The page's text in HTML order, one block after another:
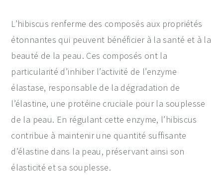
L’hibiscus renferme des composés aux propriétés
étonnantes qui peuvent bénéficier à la santé et à la
beauté de la peau. Ces composés ont la
particularité d’inhiber l’activité de l’enzyme
élastase, responsable de la dégradation de
l’élastine, une protéine cruciale pour la souplesse
de la peau. En régulant cette enzyme, l’hibiscus
contribue à maintenir une quantité suffisante
d’élastine dans la peau, préservant ainsi son
élasticité et sa souplesse.